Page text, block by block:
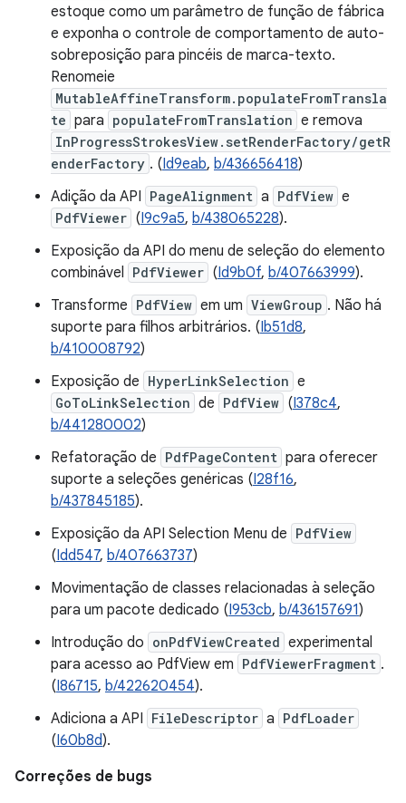
estoque como um parâmetro de função de fábrica
e exponha o controle de comportamento de auto-
sobreposição para pincéis de marca-texto.
Renomeie
MutableAffineTransform.populateFromTransla
te para populateFromTranslation e remova
InProgressStrokesView.setRenderFactory/getR
enderFactory . (Id9eab, b/436656418)
Adição da API PageAlignment a PdfView e
PdfViewer (I9c9a5, b/438065228).
Exposição da API do menu de seleção do elemento
combinável PdfViewer (Id9b0f, b/407663999).
Transforme PdfView em um ViewGroup . Não há
suporte para filhos arbitrários. (Ib51d8,
b/410008792)
Exposição de HyperLinkSelection e
GoToLinkSelection de PdfView (I378c4,
b/441280002)
Refatoração de PdfPageContent para oferecer
suporte a seleções genéricas (I28f16,
b/437845185).
Exposição da API Selection Menu de PdfView
(Idd547, b/407663737)
Movimentação de classes relacionadas à seleção
para um pacote dedicado (I953cb, b/436157691)
Introdução do onPdfViewCreated experimental
para acesso ao PdfView em PdfViewerFragment .
(I86715, b/422620454).
Adiciona a API FileDescriptor a PdfLoader
(I60b8d).
Correções de bugs